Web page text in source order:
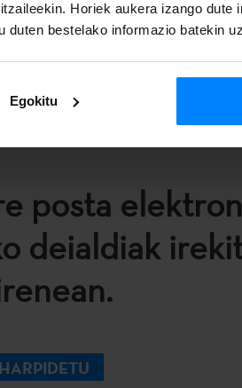
Horiek aukera izango dute
bestelako informazio batekin
Egokitu
posta
deialdiak
HARPIDETU